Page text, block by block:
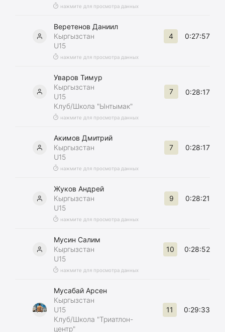
нажмите для просмотра данных
Веретенов Даниил
Кыргызстан
U15
нажмите для просмотра данных
4 0:27:57
Уваров Тимур
Кыргызстан
U15
Клуб/Школа "Ынтымак"
нажмите для просмотра данных
7 0:28:17
Акимов Дмитрий
Кыргызстан
U15
нажмите для просмотра данных
7 0:28:17
Жуков Андрей
Кыргызстан
U15
нажмите для просмотра данных
9 0:28:21
Мусин Салим
Кыргызстан
U15
нажмите для просмотра данных
10 0:28:52
Мусабай Арсен
Кыргызстан
U15
Клуб/Школа "Триатлон-
центр"
11 0:29:33